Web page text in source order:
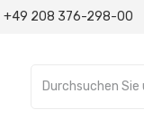
+49 208 376-298-00